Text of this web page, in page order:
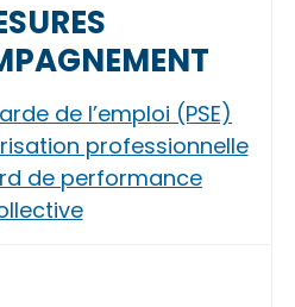
de l’emploi (PSE)
professionnelle
de performance